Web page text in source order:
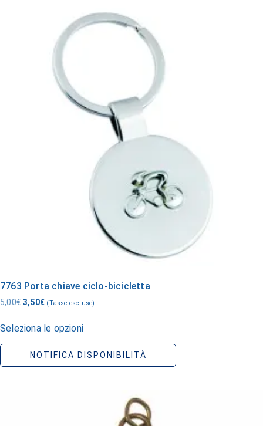
7763 Porta chiave ciclo-bicicletta
5,00€ 3,50€ (Tasse escluse)
Seleziona le opzioni
NOTIFICA DISPONIBILITÀ